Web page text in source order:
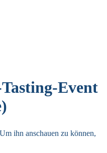
Event
ihn anschauen zu können,